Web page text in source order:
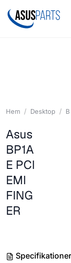
Hem Desktop
Asus
BP1A
E PCI
EMI
FING
ER
Specifikationer